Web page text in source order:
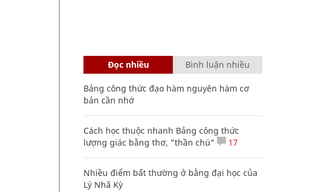
Đọc nhiều Bình luận nhiều
Bảng công thức đạo hàm nguyên hàm cơ
bản cần nhớ
Cách học thuộc nhanh Bảng công thức
lượng giác bằng thơ, "thần chú"
17
Nhiều điểm bất thường ở bằng đại học của
Lý Nhã Kỳ